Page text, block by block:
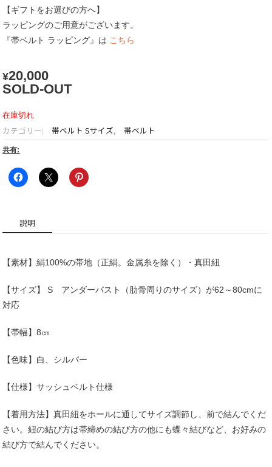
【ギフトをお選びの方へ】
ラッピングのご用意がございます。
『帯ベルト ラッピング』は こちら
¥20,000
SOLD-OUT
在庫切れ
カテゴリー: 帯ベルト Sサイズ, 帯ベルト
共有:
説明
【素材】絹100%の帯地（正絹。金属糸を除く）・真田紐
【サイズ】 S アンダーバスト（肋骨周りのサイズ）が62～80cmに
対応
【帯幅】8㎝
【色味】白、シルバー
【仕様】サッシュベルト仕様
【着用方法】真田紐をホールに通してサイズ調節し、前で結んでくだ
さい。紐の結び方は帯締めの結び方の他にも蝶々結びなど、お好みの
結び方で結んでください。